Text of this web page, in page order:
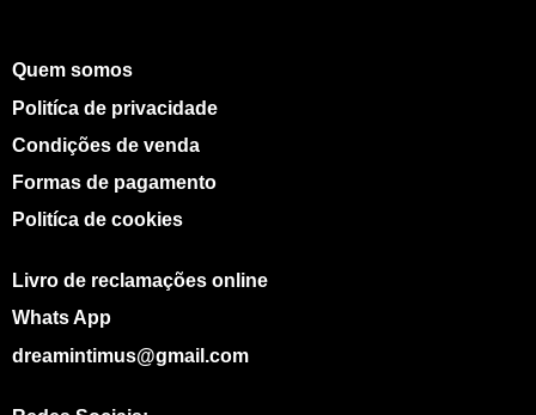
Quem somos
Politíca de privacidade
Condições de venda
Formas de pagamento
Politíca de cookies
Livro de reclamações online
Whats App
dreamintimus@gmail.com